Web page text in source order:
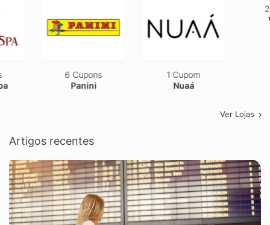
6 Cupons
Ver Lojas
Artigos recentes